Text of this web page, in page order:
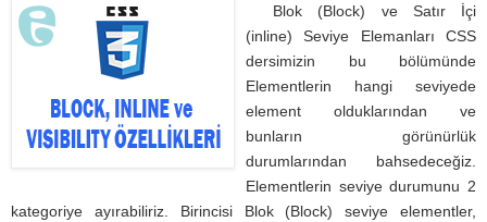
Blok (Block) ve Satır İçi
(inline) Seviye Elemanları CSS
dersimizin bu bölümünde
Elementlerin hangi seviyede
element olduklarından ve
bunların görünürlük
durumlarından bahsedeceğiz.
Elementlerin seviye durumunu 2
kategoriye ayırabiliriz. Birincisi Blok (Block) seviye elementler,